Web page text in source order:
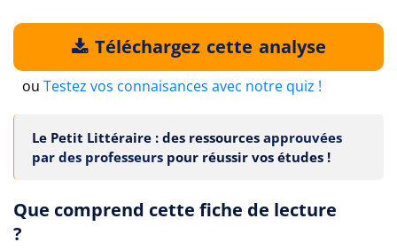
Téléchargez cette analyse
ou Testez vos connaisances avec notre quiz !
Le Petit Littéraire : des ressources approuvées
par des professeurs pour réussir vos études !
Que comprend cette fiche de lecture
?